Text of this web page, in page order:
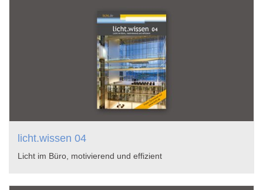
licht.wissen 04
Licht im Büro, motivierend und effizient